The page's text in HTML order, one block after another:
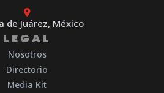
de Juárez, México
LEGAL
Nosotros
Directorio
Media Kit